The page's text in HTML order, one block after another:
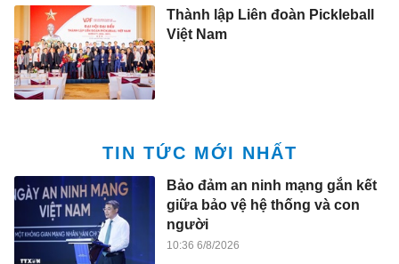
Thành lập Liên đoàn Pickleball
Việt Nam
TIN TỨC MỚI NHẤT
Bảo đảm an ninh mạng gắn kết
giữa bảo vệ hệ thống và con
người
10:36 6/8/2026